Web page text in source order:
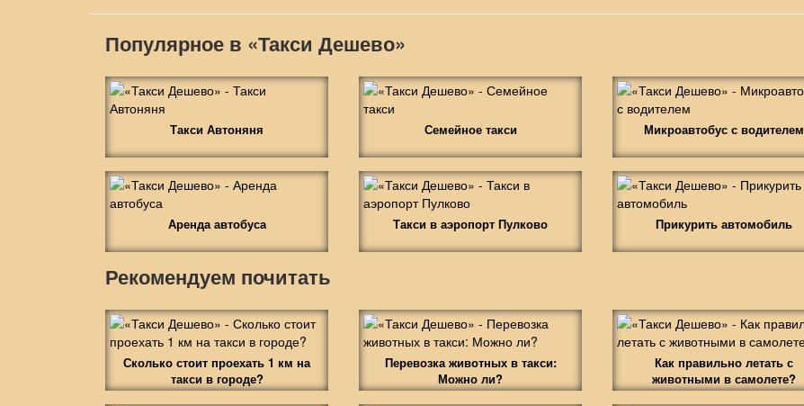
Популярное в «Такси Дешево»
Такси Автоняня Семейное такси Микроавтобус с водителем
Аренда автобуса Такси в аэропорт Пулково Прикурить автомобиль
Рекомендуем почитать
Сколько стоит проехать 1 км на
такси в городе?
Перевозка животных в такси:
Можно ли?
Как правильно летать с
животными в самолете?